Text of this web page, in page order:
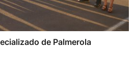
de Palmerola